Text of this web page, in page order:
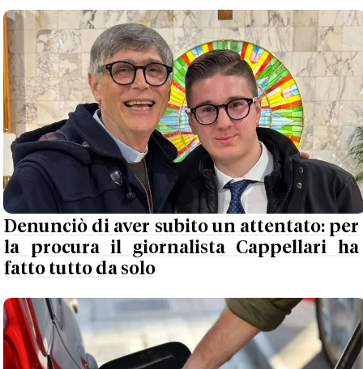
Denunciò di aver subito un attentato: per
la procura il giornalista Cappellari ha
fatto tutto da solo